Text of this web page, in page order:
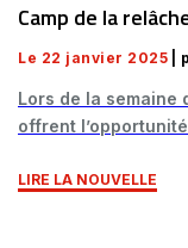
Camp de la
Le 22 janvier 2025 |
Lors de la semaine
offrent
LIRE LA NOUVELLE